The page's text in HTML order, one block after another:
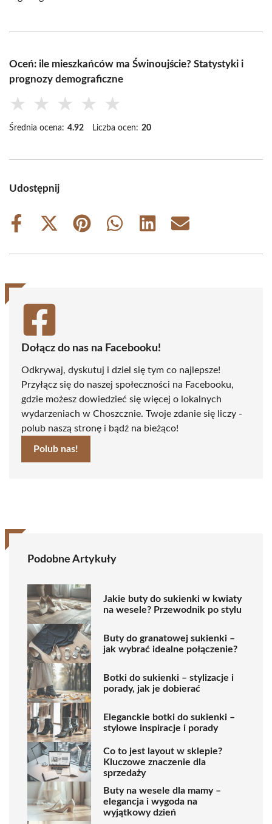
Oceń: ile mieszkańców ma Świnoujście? Statystyki i
prognozy demograficzne
★ ★ ★ ★ ★
Średnia ocena: 4.92 Liczba ocen: 20
Udostępnij
Share
Share
(Twitter)
Share
Share
Share
Share
Dołącz do nas na Facebooku!
Odkrywaj, dyskutuj i dziel się tym co najlepsze!
Przyłącz się do naszej społeczności na Facebooku,
gdzie możesz dowiedzieć się więcej o lokalnych
wydarzeniach w Choszcznie. Twoje zdanie się liczy -
polub naszą stronę i bądź na bieżąco!
Polub nas!
Podobne Artykuły
Jakie buty do sukienki w kwiaty
na wesele? Przewodnik po stylu
Buty do granatowej sukienki –
jak wybrać idealne połączenie?
Botki do sukienki – stylizacje i
porady, jak je dobierać
Eleganckie botki do sukienki –
stylowe inspiracje i porady
Co to jest layout w sklepie?
Kluczowe znaczenie dla
sprzedaży
Buty na wesele dla mamy –
elegancja i wygoda na
wyjątkowy dzień